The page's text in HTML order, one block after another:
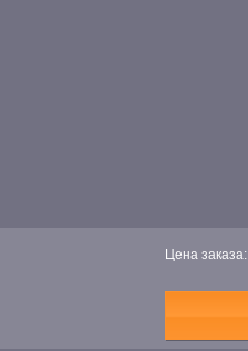
Цена заказа: